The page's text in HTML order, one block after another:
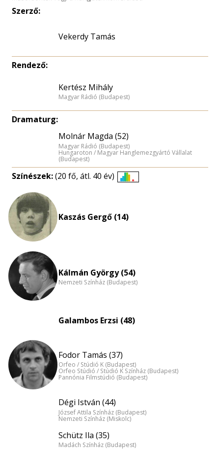
Szerző:
Vekerdy Tamás
Rendező:
Kertész Mihály
Magyar Rádió (Budapest)
Dramaturg:
Molnár Magda (52)
Magyar Rádió (Budapest)
Hungaroton / Magyar Hanglemezgyártó Vállalat
(Budapest)
Színészek:(20 fő, átl. 40 év)
Kaszás Gergő (14)
Kálmán György (54)
Nemzeti Színház (Budapest)
Galambos Erzsi (48)
Fodor Tamás (37)
Orfeo / Stúdió K (Budapest)
Orfeo Stúdió / Stúdió K Színház (Budapest)
Pannónia Filmstúdió (Budapest)
Dégi István (44)
József Attila Színház (Budapest)
Nemzeti Színház (Miskolc)
Schütz Ila (35)
Madách Színház (Budapest)